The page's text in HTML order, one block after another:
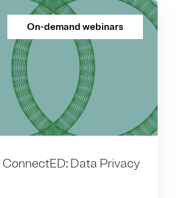
On-demand webinars
ConnectED: Data Privacy